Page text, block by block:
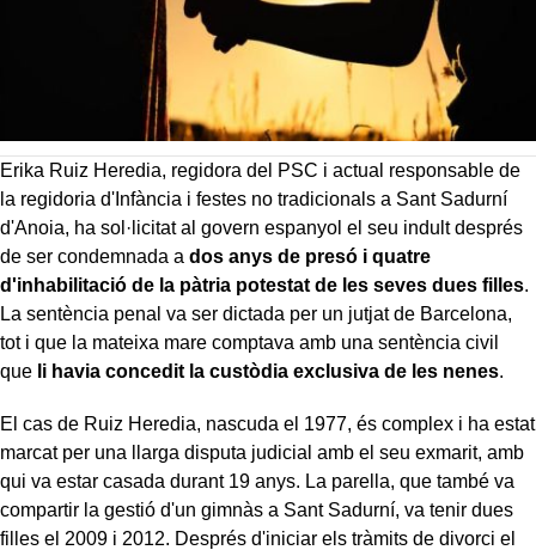
Erika Ruiz Heredia, regidora del PSC i actual responsable de
la regidoria d'Infància i festes no tradicionals a Sant Sadurní
d'Anoia, ha sol·licitat al govern espanyol el seu indult després
de ser condemnada a dos anys de presó i quatre
d'inhabilitació de la pàtria potestat de les seves dues filles.
La sentència penal va ser dictada per un jutjat de Barcelona,
tot i que la mateixa mare comptava amb una sentència civil
que li havia concedit la custòdia exclusiva de les nenes.
El cas de Ruiz Heredia, nascuda el 1977, és complex i ha estat
marcat per una llarga disputa judicial amb el seu exmarit, amb
qui va estar casada durant 19 anys. La parella, que també va
compartir la gestió d'un gimnàs a Sant Sadurní, va tenir dues
filles el 2009 i 2012. Després d'iniciar els tràmits de divorci el